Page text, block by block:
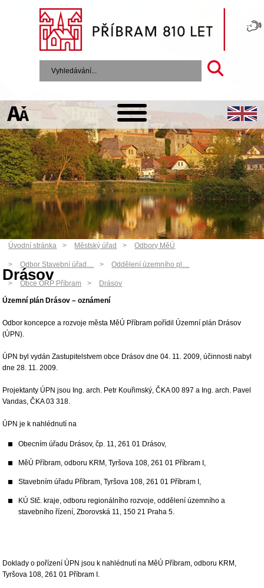
Úvodní stránka Městský úřad Odbory MěÚ
Odbor Stavební úřad… Oddělení územního pl…
Obce ORP Příbram Drásov
Drásov
Územní plán Drásov – oznámení
Odbor koncepce a rozvoje města MěÚ Příbram pořídil Územní plán Drásov
(ÚPN).
ÚPN byl vydán Zastupitelstvem obce Drásov dne 04. 11. 2009, účinnosti nabyl
dne 28. 11. 2009.
Projektanty ÚPN jsou Ing. arch. Petr Kouřimský, ČKA 00 897 a Ing. arch. Pavel
Vandas, ČKA 03 318.
ÚPN je k nahlédnutí na
Obecním úřadu Drásov, čp. 11, 261 01 Drásov,
MěÚ Příbram, odboru KRM, Tyršova 108, 261 01 Příbram I,
Stavebním úřadu Příbram, Tyršova 108, 261 01 Příbram I,
KÚ Stč. kraje, odboru regionálního rozvoje, oddělení územního a
stavebního řízení, Zborovská 11, 150 21 Praha 5.
Doklady o pořízení ÚPN jsou k nahlédnutí na MěÚ Příbram, odboru KRM,
Tyršova 108, 261 01 Příbram I.